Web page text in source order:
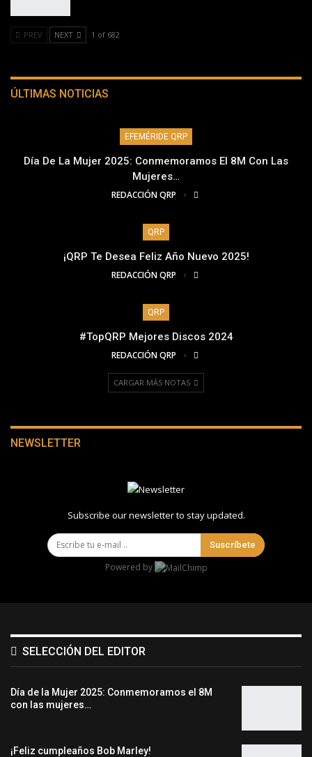
PREV NEXT 1 of 682
ÚLTIMAS NOTICIAS
EFEMÉRIDE QRP
Día De La Mujer 2025: Conmemoramos El 8M Con Las
Mujeres…
REDACCIÓN QRP
QRP
¡QRP Te Desea Feliz Año Nuevo 2025!
REDACCIÓN QRP
QRP
#TopQRP Mejores Discos 2024
REDACCIÓN QRP
CARGAR MÁS NOTAS
NEWSLETTER
Subscribe our newsletter to stay updated.
Suscríbete
Powered by
SELECCIÓN DEL EDITOR
Día de la Mujer 2025: Conmemoramos el 8M
con las mujeres…
¡Feliz cumpleaños Bob Marley!